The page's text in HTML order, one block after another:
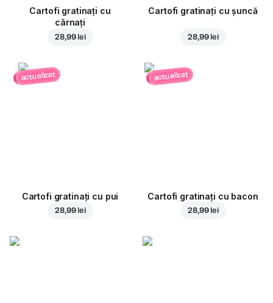
Cartofi gratinați cu
cârnați
28,99 lei
Cartofi gratinați cu șuncă
28,99 lei
actualizat
Cartofi gratinați cu pui
28,99 lei
actualizat
Cartofi gratinați cu bacon
28,99 lei